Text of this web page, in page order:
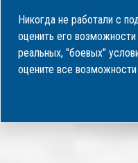
Никогда не работали с
оценить его
реальных, "боевых"
оцените все возможности